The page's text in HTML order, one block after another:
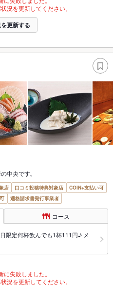
況を更新してください。
更新する
中央です｡
店 口コミ投稿特典対象店
COIN+支払い可
適格請求書発行事業者
コース
限定何杯飲んでも1杯111円♪ メ
失敗しました。
況を更新してください。